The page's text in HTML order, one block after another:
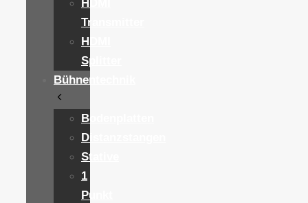
HDMI
Transmitter
HDMI
Splitter
Bühnentechnik
Bodenplatten
Distanzstangen
Stative
1
Punkt